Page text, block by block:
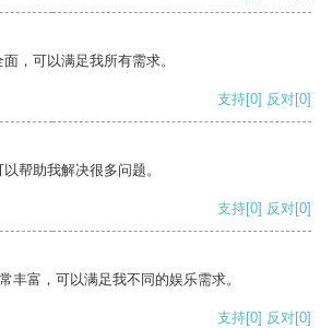
，可以满足我所有需求。
支持[0] 反对[0]
帮助我解决很多问题。
支持[0] 反对[0]
丰富，可以满足我不同的娱乐需求。
支持[0] 反对[0]